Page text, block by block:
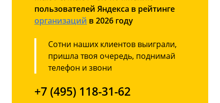
пользователей Яндекса в рейтинге
организаций в 2026 году
Сотни наших клиентов выиграли,
пришла твоя очередь, поднимай
телефон и звони
+7 (495) 118-31-62